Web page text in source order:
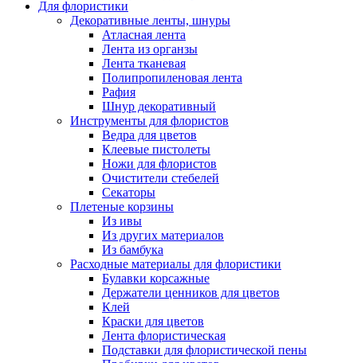
Для флористики
Декоративные ленты, шнуры
Атласная лента
Лента из органзы
Лента тканевая
Полипропиленовая лента
Рафия
Шнур декоративный
Инструменты для флористов
Ведра для цветов
Клеевые пистолеты
Ножи для флористов
Очистители стебелей
Секаторы
Плетеные корзины
Из ивы
Из других материалов
Из бамбука
Расходные материалы для флористики
Булавки корсажные
Держатели ценников для цветов
Клей
Краски для цветов
Лента флористическая
Подставки для флористической пены